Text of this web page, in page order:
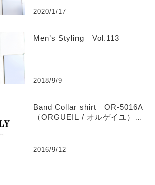
2020/1/17
Men’s Styling Vol.113
2018/9/9
Band Collar shirt OR-5016A
（ORGUEIL / オルゲイユ）
2016/9/12